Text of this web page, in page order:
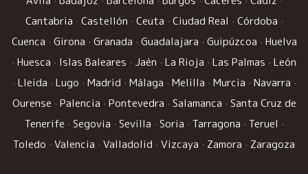
Cantabria · Castellón · Ceuta · Ciudad Real · Córdoba ·
Cuenca · Girona · Granada · Guadalajara · Guipúzcoa · Huelva
· Huesca · Islas Baleares · Jaén · La Rioja · Las Palmas · León
· Lleida · Lugo · Madrid · Málaga · Melilla · Murcia · Navarra ·
Ourense · Palencia · Pontevedra · Salamanca · Santa Cruz de
Tenerife · Segovia · Sevilla · Soria · Tarragona · Teruel ·
Toledo · Valencia · Valladolid · Vizcaya · Zamora · Zaragoza